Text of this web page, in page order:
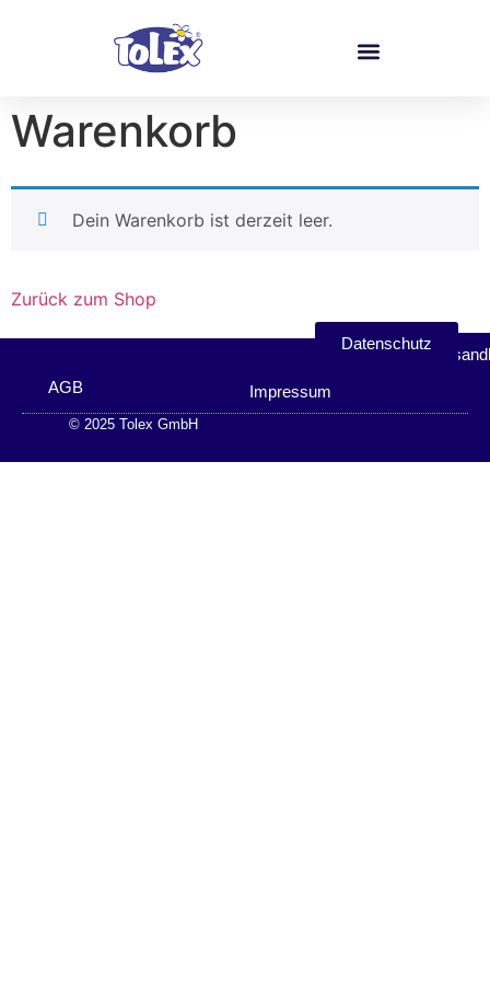
Warenkorb
Dein Warenkorb ist derzeit leer.
Zurück zum Shop
AGB Impressum
Datenschutz
© 2025 Tolex GmbH